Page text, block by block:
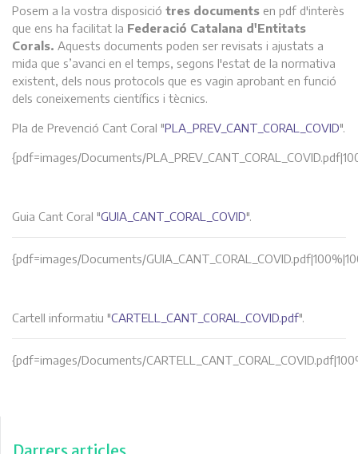
Posem a la vostra disposició tres documents en pdf d'interès
que ens ha facilitat la Federació Catalana d'Entitats
Corals. Aquests documents poden ser revisats i ajustats a
mida que s’avanci en el temps, segons l'estat de la normativa
existent, dels nous protocols que es vagin aprobant en funció
dels coneixements científics i tècnics.
Pla de Prevenció Cant Coral "PLA_PREV_CANT_CORAL_COVID".
{pdf=images/Documents/
Guia Cant Coral "GUIA_CANT_CORAL_COVID".
{pdf=images/Documents/
Cartell informatiu "CARTELL_CANT_CORAL_COVID.pdf".
{pdf=images/Documents/